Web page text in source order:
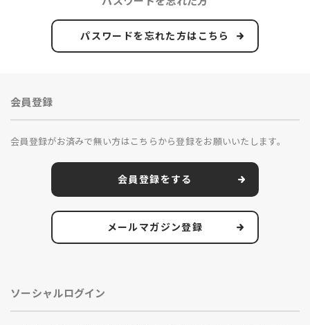
パスワードを忘れた方はこちら
会員登録
会員登録がお済みで無い方はこちらから登録をお願いいたします。
会員登録をする
メールマガジン登録
ソーシャルログイン